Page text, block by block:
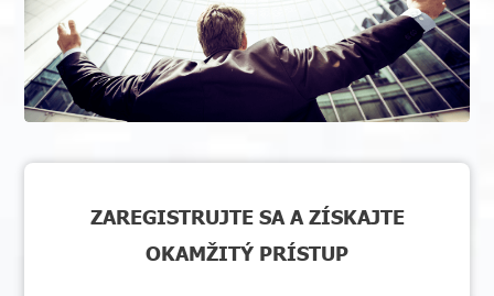
ZAREGISTRUJTE SA A ZÍSKAJTE
OKAMŽITÝ PRÍSTUP